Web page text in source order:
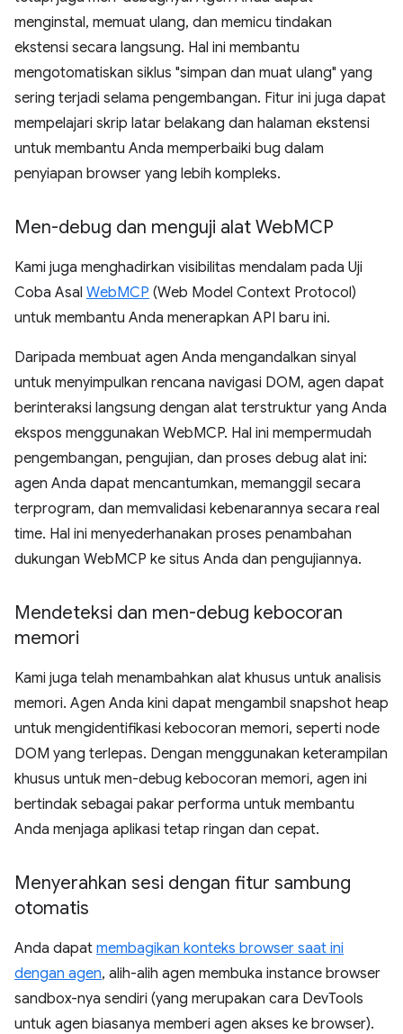
menginstal, memuat ulang, dan memicu tindakan
ekstensi secara langsung. Hal ini membantu
mengotomatiskan siklus "simpan dan muat ulang" yang
sering terjadi selama pengembangan. Fitur ini juga dapat
mempelajari skrip latar belakang dan halaman ekstensi
untuk membantu Anda memperbaiki bug dalam
penyiapan browser yang lebih kompleks.
Men-debug dan menguji alat WebMCP
Kami juga menghadirkan visibilitas mendalam pada Uji
Coba Asal WebMCP (Web Model Context Protocol)
untuk membantu Anda menerapkan API baru ini.
Daripada membuat agen Anda mengandalkan sinyal
untuk menyimpulkan rencana navigasi DOM, agen dapat
berinteraksi langsung dengan alat terstruktur yang Anda
ekspos menggunakan WebMCP. Hal ini mempermudah
pengembangan, pengujian, dan proses debug alat ini:
agen Anda dapat mencantumkan, memanggil secara
terprogram, dan memvalidasi kebenarannya secara real
time. Hal ini menyederhanakan proses penambahan
dukungan WebMCP ke situs Anda dan pengujiannya.
Mendeteksi dan men-debug kebocoran
memori
Kami juga telah menambahkan alat khusus untuk analisis
memori. Agen Anda kini dapat mengambil snapshot heap
untuk mengidentifikasi kebocoran memori, seperti node
DOM yang terlepas. Dengan menggunakan keterampilan
khusus untuk men-debug kebocoran memori, agen ini
bertindak sebagai pakar performa untuk membantu
Anda menjaga aplikasi tetap ringan dan cepat.
Menyerahkan sesi dengan fitur sambung
otomatis
Anda dapat membagikan konteks browser saat ini
dengan agen, alih-alih agen membuka instance browser
sandbox-nya sendiri (yang merupakan cara DevTools
untuk agen biasanya memberi agen akses ke browser).